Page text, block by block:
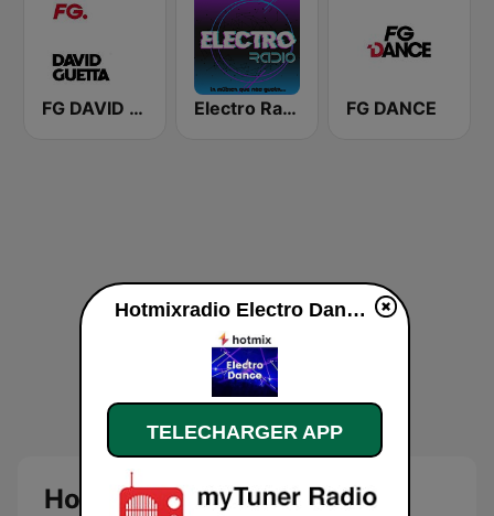
FG DAVID GUETTA Electro Radio FG DANCE
Hotmixradio Electro Dance
Hotmixradio Electro Dance en ligne
TELECHARGER APP